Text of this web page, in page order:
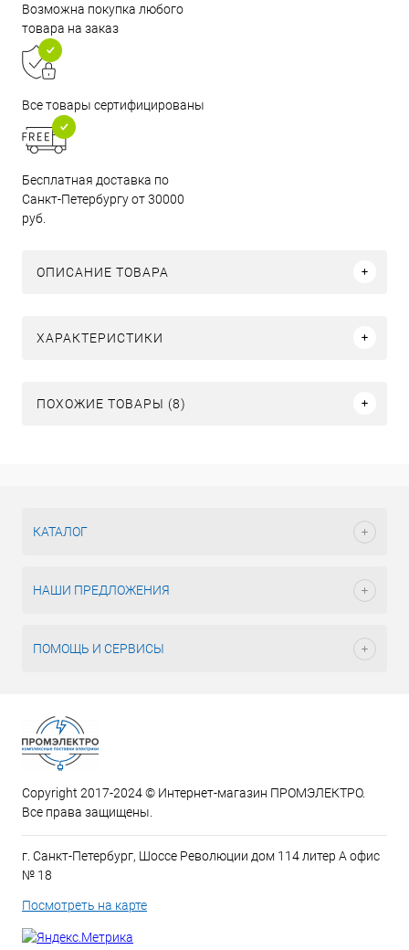
Возможна покупка любого
товара на заказ
Все товары сертифицированы
Бесплатная доставка по
Санкт-Петербургу от 30000
руб.
ОПИСАНИЕ ТОВАРА
ХАРАКТЕРИСТИКИ
ПОХОЖИЕ ТОВАРЫ (8)
КАТАЛОГ
НАШИ ПРЕДЛОЖЕНИЯ
ПОМОЩЬ И СЕРВИСЫ
Copyright 2017-2024 © Интернет-магазин ПРОМЭЛЕКТРО.
Все права защищены.
г. Санкт-Петербург, Шоссе Революции дом 114 литер А офис
№ 18
Посмотреть на карте